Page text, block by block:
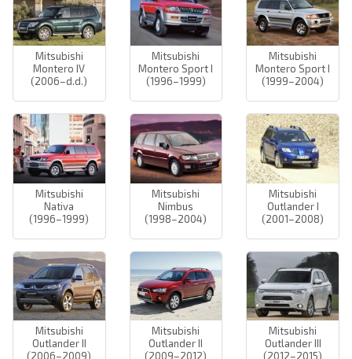
Mitsubishi
Montero IV
(2006–d.d.)
Mitsubishi
Montero Sport I
(1996–1999)
Mitsubishi
Montero Sport I
(1999–2004)
Mitsubishi
Nativa
(1996–1999)
Mitsubishi
Nimbus
(1998–2004)
Mitsubishi
Outlander I
(2001–2008)
Mitsubishi
Outlander II
(2006–2009)
Mitsubishi
Outlander II
(2009–2012)
Mitsubishi
Outlander III
(2012–2015)